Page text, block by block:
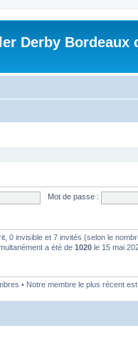
Derby Bordeaux
Mot de passe :
0 invisible et 7 invités (selon le
a été de 1020 le 15 mai
• Notre membre le plus récent est